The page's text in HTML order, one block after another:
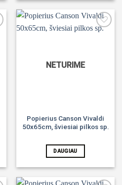
NETURIME
Popierius Canson Vivaldi
50x65cm, šviesiai pilkos sp.
DAUGIAU